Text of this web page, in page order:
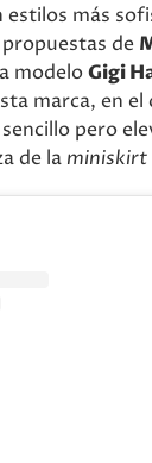
estilos más
de
modeloGigi
marca, en el
sencillo pero
de la miniskirt